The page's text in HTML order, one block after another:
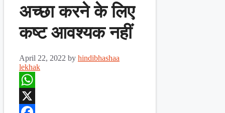
अच्छा करने के लिए
कष्ट आवश्यक नहीं
April 22, 2022 by hindibhashaa
lekhak
WhatsApp